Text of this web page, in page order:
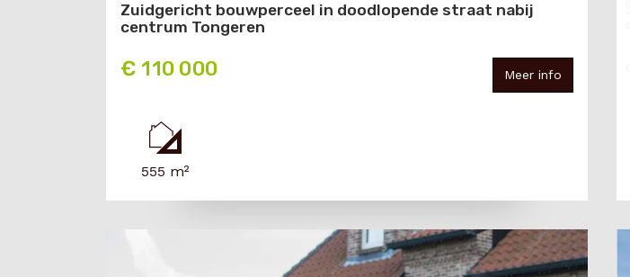
Zuidgericht bouwperceel in doodlopende straat nabij
centrum Tongeren
€ 110 000 Meer info
555 m²